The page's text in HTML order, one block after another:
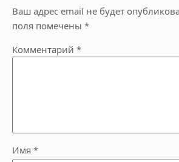
Ваш адрес email не будет
поля помечены *
Комментарий *
Имя *